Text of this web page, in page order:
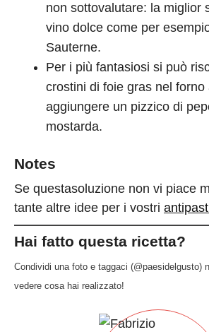
non sottovalutare: la miglior
vino dolce come per
Sauterne.
Per i più fantasiosi si può
crostini di foie gras nel forno
aggiungere un pizzico di
mostarda.
Notes
Se questasoluzione non vi piace
tante altre idee per i vostri
Hai fatto questa ricetta?
Condividi una foto e taggaci (@paesidelgusto)
vedere cosa hai realizzato!